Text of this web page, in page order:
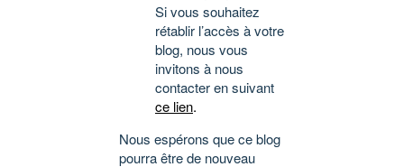
Si vous souhaitez
rétablir l’accès à votre
blog, nous vous
invitons à nous
contacter en suivant
ce lien.
Nous espérons que ce blog
pourra être de nouveau